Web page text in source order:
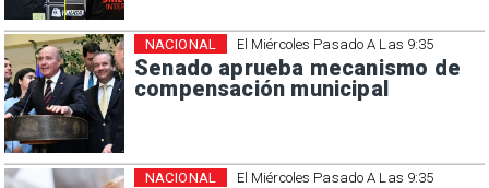
El Miércoles Pasado A Las 9:35
Senado aprueba mecanismo de
compensación municipal
NACIONAL
El Miércoles Pasado A Las 9:35
NACIONAL